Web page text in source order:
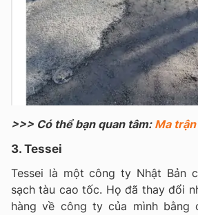
>>> Có thể bạn quan tâm: Ma
3. Tessei
Tessei là một công ty Nhật Bản
sạch tàu cao tốc. Họ đã thay đổi
hàng về công ty của mình bằng